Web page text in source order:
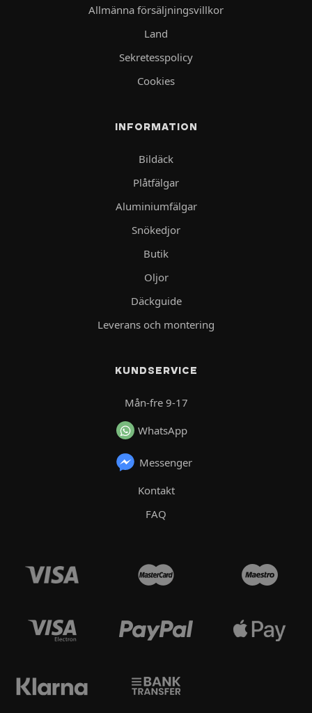
Allmänna försäljningsvillkor
Land
Sekretesspolicy
Cookies
INFORMATION
Bildäck
Plåtfälgar
Aluminiumfälgar
Snökedjor
Butik
Oljor
Däckguide
Leverans och montering
KUNDSERVICE
Mån-fre 9-17
WhatsApp
Messenger
Kontakt
FAQ